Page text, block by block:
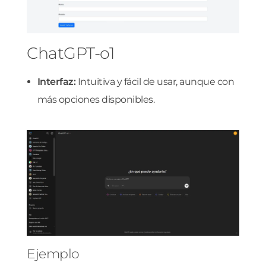
ChatGPT-o1
Interfaz:Intuitiva y fácil de usar, aunque con
más opciones disponibles.
Ejemplo